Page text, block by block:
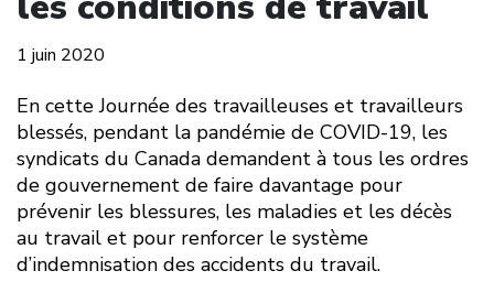
1 juin 2020
En cette Journée des travailleuses et travailleurs
blessés, pendant la pandémie de COVID-19, les
syndicats du Canada demandent à tous les ordres
de gouvernement de faire davantage pour
prévenir les blessures, les maladies et les décès
au travail et pour renforcer le système
d’indemnisation des accidents du travail.